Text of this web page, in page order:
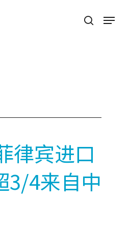
search
Menu
律宾进口
3/4来自中